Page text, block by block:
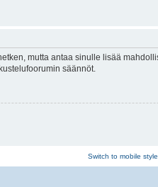
mutta antaa sinulle lisää
säännöt.
Switch to mobile style